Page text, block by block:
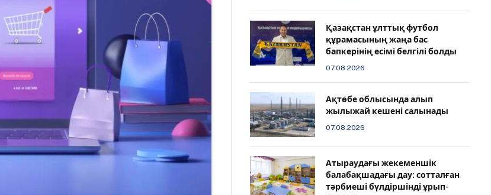
Қазақстан ұлттық футбол
құрамасының жаңа бас
бапкерінің есімі белгілі болды
07.08.2026
Ақтөбе облысында алып
жылыжай кешені салынады
07.08.2026
Атыраудағы жекеменшік
балабақшадағы дау: сотталған
тәрбиеші бүлдіршінді ұрып-